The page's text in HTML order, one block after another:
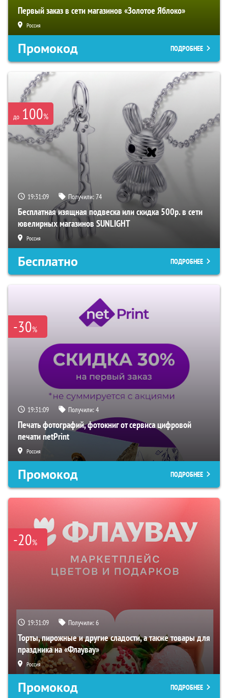
Первый заказ в сети магазинов «Золотое Яблоко»
Россия
Промокод ПОДРОБНЕЕ
до 100%
19:31:08 Получили:74
Бесплатная изящная подвеска или скидка 500р. в сети
ювелирных магазинов SUNLIGHT
Россия
Бесплатно ПОДРОБНЕЕ
-30%
19:31:08 Получили:4
Печать фотографий, фотокниг от сервиса цифровой
печати netPrint
Россия
Промокод ПОДРОБНЕЕ
-20%
19:31:08 Получили:6
Торты, пирожные и другие сладости, а также товары для
праздника на «Флаувау»
Россия
Промокод ПОДРОБНЕЕ